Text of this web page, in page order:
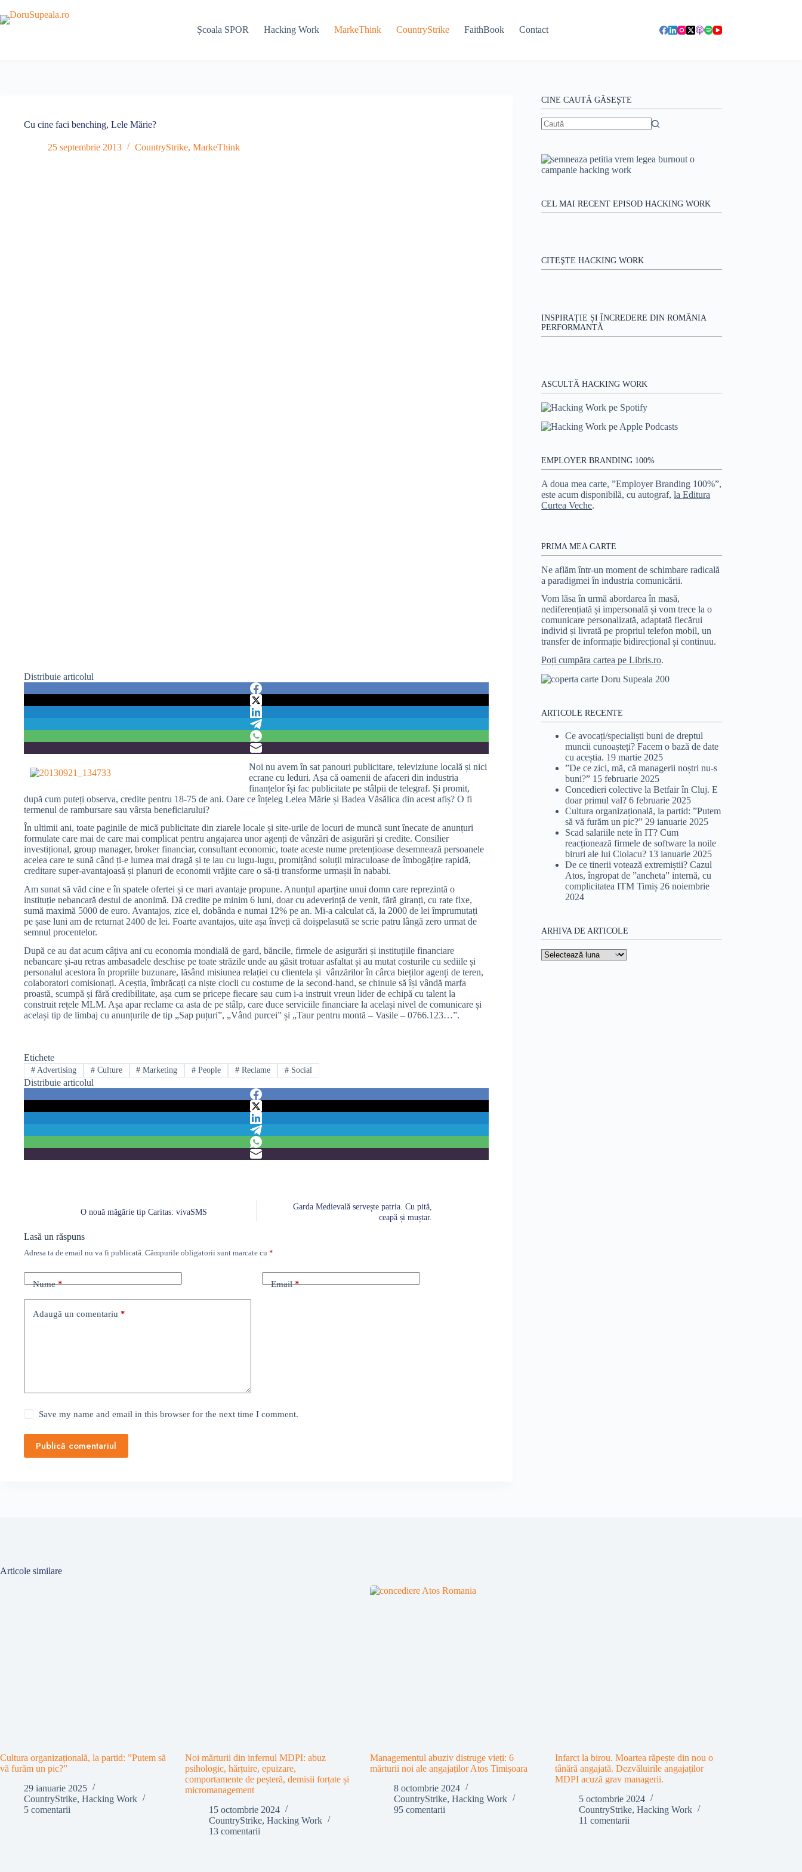
la
conținut
Școala SPOR Hacking Work MarkeThink CountryStrike FaithBook Contact
Cu cine faci benching, Lele Mărie?
25 septembrie 2013 CountryStrike, MarkeThink
Distribuie articolul
Noi nu avem în sat panouri publicitare, televiziune locală și nici
ecrane cu leduri. Așa că oamenii de afaceri din industria
finanțelor își fac publicitate pe stâlpii de telegraf. Și promit,
după cum puteți observa, credite pentru 18-75 de ani. Oare ce înțeleg Lelea Mărie și Badea Văsălica din acest afiș? O fi
termenul de rambursare sau vârsta beneficiarului?
În ultimii ani, toate paginile de mică publicitate din ziarele locale și site-urile de locuri de muncă sunt înecate de anunțuri
formulate care mai de care mai complicat pentru angajarea unor agenți de vânzări de asigurări și credite. Consilier
investițional, group manager, broker financiar, consultant economic, toate aceste nume pretențioase desemnează persoanele
acelea care te sună când ți-e lumea mai dragă și te iau cu lugu-lugu, promițând soluții miraculoase de îmbogățire rapidă,
creditare super-avantajoasă și planuri de economii vrăjite care o să-ți transforme urmașii în nababi.
Am sunat să văd cine e în spatele ofertei și ce mari avantaje propune. Anunțul aparține unui domn care reprezintă o
instituție nebancară destul de anonimă. Dă credite pe minim 6 luni, doar cu adeverință de venit, fără giranți, cu rate fixe,
sumă maximă 5000 de euro. Avantajos, zice el, dobânda e numai 12% pe an. Mi-a calculat că, la 2000 de lei împrumutați
pe șase luni am de returnat 2400 de lei. Foarte avantajos, uite așa înveți că doișpelasută se scrie patru lângă zero urmat de
semnul procentelor.
După ce au dat acum câțiva ani cu economia mondială de gard, băncile, firmele de asigurări și instituțiile financiare
nebancare și-au retras ambasadele deschise pe toate străzile unde au găsit trotuar asfaltat și au mutat costurile cu sediile și
personalul acestora în propriile buzunare, lăsând misiunea relației cu clientela și vânzărilor în cârca bieților agenți de teren,
colaboratori comisionați. Aceștia, îmbrăcați ca niște ciocli cu costume de la second-hand, se chinuie să își vândă marfa
proastă, scumpă și fără credibilitate, așa cum se pricepe fiecare sau cum i-a instruit vreun lider de echipă cu talent la
construit rețele MLM. Așa apar reclame ca asta de pe stâlp, care duce serviciile financiare la același nivel de comunicare și
același tip de limbaj cu anunțurile de tip „Sap puțuri”, „Vând purcei” și „Taur pentru montă – Vasile – 0766.123…”.
Etichete
#Advertising #Culture # Marketing # People # Reclame #Social
Distribuie articolul
O nouă măgărie tip Caritas: vivaSMS
Garda Medievală servește patria. Cu pită,
ceapă și muștar.
Lasă un răspuns
Adresa ta de email nu va fi publicată. Câmpurile obligatorii sunt marcate cu *
Nume* Email*
Adaugă un comentariu *
Save my name and email in this browser for the next time I comment.
Publică comentariul
CINE CAUTĂ GĂSEȘTE
CEL MAI RECENT EPISOD HACKING WORK
CITEŞTE HACKING WORK
INSPIRAȚIE ȘI ÎNCREDERE DIN ROMÂNIA
PERFORMANTĂ
ASCULTĂ HACKING WORK
EMPLOYER BRANDING 100%
A doua mea carte, ”Employer Branding 100%”,
este acum disponibilă, cu autograf,la Editura
Curtea Veche.
PRIMA MEA CARTE
Ne aflăm într-un moment de schimbare radicală
a paradigmei în industria comunicării.
Vom lăsa în urmă abordarea în masă,
nediferențiată și impersonală și vom trece la o
comunicare personalizată, adaptată fiecărui
individ și livrată pe propriul telefon mobil, un
transfer de informație bidirecțional și continuu.
Poți cumpăra cartea pe Libris.ro.
ARTICOLE RECENTE
Ce avocați/specialiști buni de dreptul
muncii cunoașteți? Facem o bază de date
cu aceștia. 19 martie 2025
”De ce zici, mă, că managerii noștri nu-s
buni?” 15 februarie 2025
Concedieri colective la Betfair în Cluj. E
doar primul val? 6 februarie 2025
Cultura organizațională, la partid: ”Putem
să vă furăm un pic?” 29 ianuarie 2025
Scad salariile nete în IT? Cum
reacționează firmele de software la noile
biruri ale lui Ciolacu? 13 ianuarie 2025
De ce tinerii votează extremiștii? Cazul
Atos, îngropat de ”ancheta” internă, cu
complicitatea ITM Timiș 26 noiembrie
2024
ARHIVA DE ARTICOLE
Arhiva
de
Articole similare
Cultura organizațională, la partid: ”Putem să
vă furăm un pic?”
29 ianuarie 2025
CountryStrike, Hacking Work
5 comentarii
Noi mărturii din infernul MDPI: abuz
psihologic, hărțuire, epuizare,
comportamente de peșteră, demisii forțate și
micromanagement
15 octombrie 2024
CountryStrike, Hacking Work
13 comentarii
Managementul abuziv distruge vieți: 6
mărturii noi ale angajaților Atos Timișoara
8 octombrie 2024
CountryStrike, Hacking Work
95 comentarii
Infarct la birou. Moartea răpește din nou o
tânără angajată. Dezvăluirile angajaților
MDPI acuză grav managerii.
5 octombrie 2024
CountryStrike, Hacking Work
11 comentarii